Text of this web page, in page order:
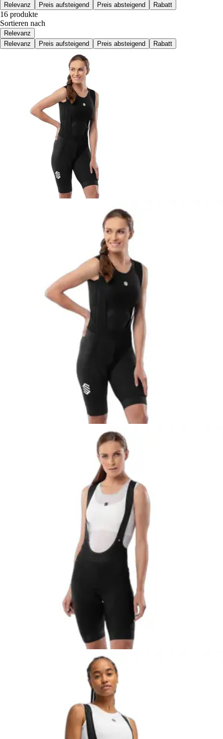
Relevanz
Preis aufsteigend Preis absteigend Rabatt
16 produkte
Sortieren nach
Relevanz
Relevanz
Preis aufsteigend Preis absteigend Rabatt